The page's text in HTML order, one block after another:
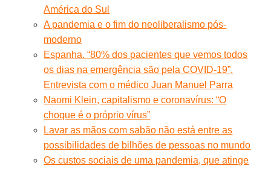
América do Sul
A pandemia e o fim do neoliberalismo pós-
moderno
Espanha. “80% dos pacientes que vemos todos
os dias na emergência são pela COVID-19”.
Entrevista com o médico Juan Manuel Parra
Naomi Klein, capitalismo e coronavírus: “O
choque é o próprio vírus”
Lavar as mãos com sabão não está entre as
possibilidades de bilhões de pessoas no mundo
Os custos sociais de uma pandemia, que atinge